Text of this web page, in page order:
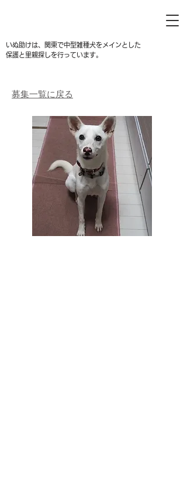
いぬ助けは、関東で中型雑種犬をメインとした
保護と里親探しを行っています。
募集一覧に戻る